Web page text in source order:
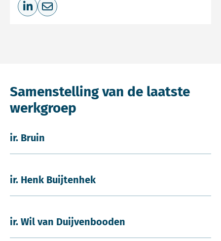
Deel op LinkedIn
Deel via e-mail
Samenstelling van de laatste
werkgroep
ir. Bruin
ir. Henk Buijtenhek
ir. Wil van Duijvenbooden